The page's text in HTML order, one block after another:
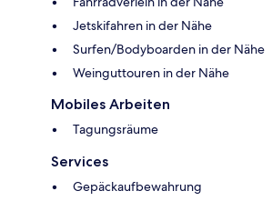
Jetskifahren in der Nähe
Surfen/Bodyboarden in der Nähe
Weinguttouren in der Nähe
Mobiles Arbeiten
Tagungsräume
Services
Gepäckaufbewahrung